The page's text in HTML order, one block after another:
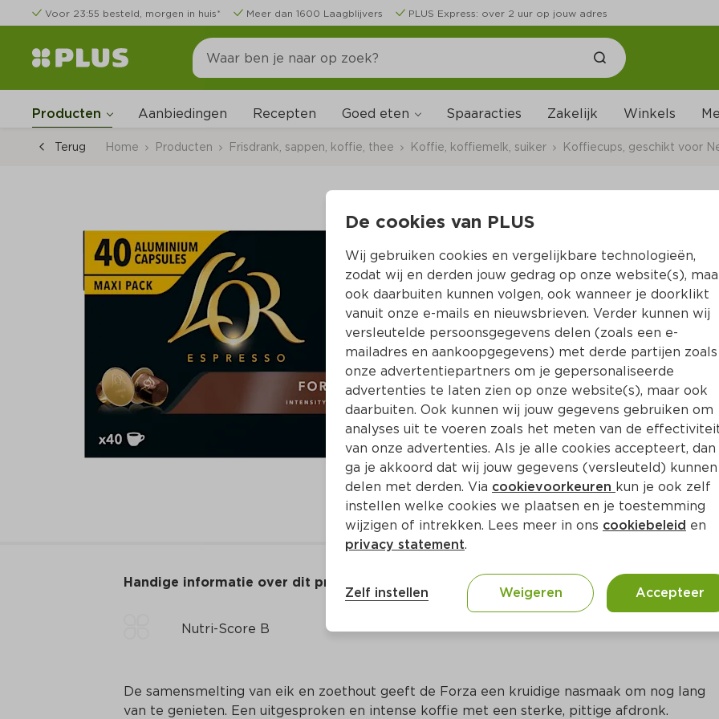
Voor 23:55 besteld, morgen in huis* Meer dan 1600 Laagblijvers PLUS Express: over 2 uur op jouw adres
Producten Aanbiedingen Recepten Goed eten Spaaracties Zakelijk Winkels
Terug Home Producten Frisdrank, sappen, koffie, thee Koffie, koffiemelk, suiker Koffiecups, geschikt voor
L'Or Espresso
Per Doos 40 st
Product niet beschikbaar bij jouw PLUS.
Handige informatie over dit product
Nutri-Score B
De samensmelting van eik en zoethout geeft de Forza een kruidige nasmaak om nog lang
van te genieten. Een uitgesproken en intense koffie met een sterke, pittige afdronk.
De cookies van PLUS
Wij gebruiken cookies en vergelijkbare technologieën,
zodat wij en derden jouw gedrag op onze website(s),
ook daarbuiten kunnen volgen, ook wanneer je doorklikt
vanuit onze e-mails en nieuwsbrieven. Verder kunnen wij
versleutelde persoonsgegevens delen (zoals een e-
mailadres en aankoopgegevens) met derde partijen zoals
onze advertentiepartners om je gepersonaliseerde
advertenties te laten zien op onze website(s), maar ook
daarbuiten. Ook kunnen wij jouw gegevens gebruiken om
analyses uit te voeren zoals het meten van de
van onze advertenties. Als je alle cookies accepteert, dan
ga je akkoord dat wij jouw gegevens (versleuteld) kunnen
delen met derden. Via cookievoorkeuren kun je ook zelf
instellen welke cookies we plaatsen en je toestemming
wijzigen of intrekken. Lees meer in ons cookiebeleid en
privacy statement.
Zelf instellen Weigeren Accepteer